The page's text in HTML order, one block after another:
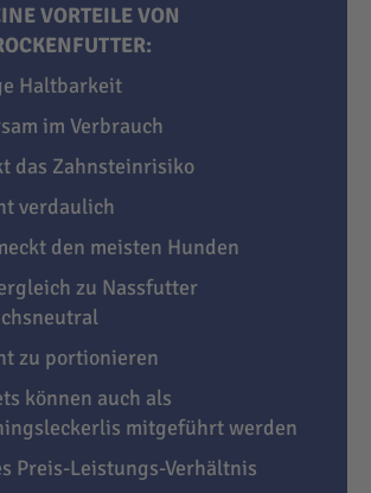
VORTEILE VON
Haltbarkeit
im Verbrauch
das Zahnsteinrisiko
verdaulich
den meisten Hunden
zu Nassfutter
zu portionieren
können auch als
mitgeführt werden
Preis-Leistungs-Verhältnis